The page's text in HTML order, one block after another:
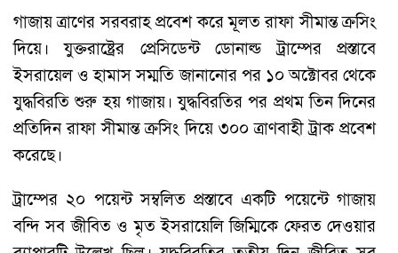
গাজায় ত্রাণের সরবরাহ প্রবেশ করে মূলত রাফা সীমান্ত ক্রসিং
দিয়ে। যুক্তরাষ্ট্রের প্রেসিডেন্ট ডোনাল্ড ট্রাম্পের প্রস্তাবে
ইসরায়েল ও হামাস সম্মতি জানানোর পর ১০ অক্টোবর থেকে
যুদ্ধবিরতি শুরু হয় গাজায়। যুদ্ধবিরতির পর প্রথম তিন দিনের
প্রতিদিন রাফা সীমান্ত ক্রসিং দিয়ে ৩০০ ত্রাণবাহী ট্রাক প্রবেশ
করেছে।
ট্রাম্পের ২০ পয়েন্ট সম্বলিত প্রস্তাবে একটি পয়েন্টে গাজায়
বন্দি সব জীবিত ও মৃত ইসরায়েলি জিম্মিকে ফেরত দেওয়ার